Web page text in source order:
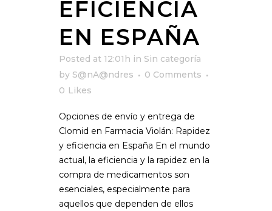
EFICIENCIA
EN ESPAÑA
Posted at 12:01h in Sin categoría
by S@nA@ndres
0 Comments
0 Likes
Opciones de envío y entrega de
Clomid en Farmacia Violán: Rapidez
y eficiencia en España En el mundo
actual, la eficiencia y la rapidez en la
compra de medicamentos son
esenciales, especialmente para
aquellos que dependen de ellos